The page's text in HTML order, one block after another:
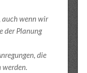
auch wenn wir
der Planung
die
werden.
1 Jahr